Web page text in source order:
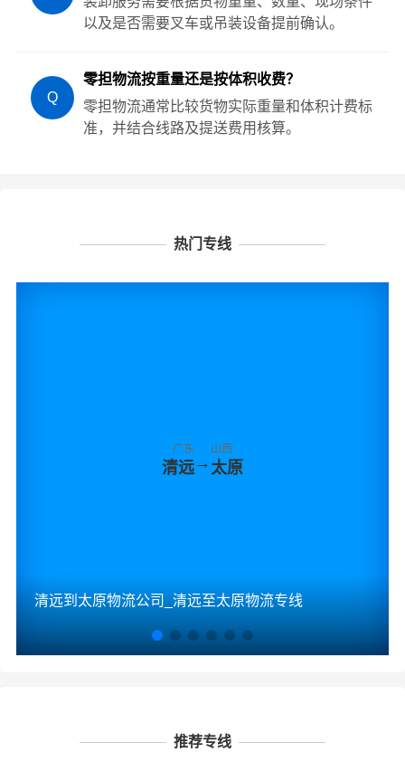
以及是否需要叉车或吊装设备提前确认。
Q
零担物流按重量还是按体积收费？
零担物流通常比较货物实际重量和体积计费标
准，并结合线路及提送费用核算。
热门专线
广东
清远→
山西
太原
清远到太原物流公司_清远至太原物流专线
推荐专线